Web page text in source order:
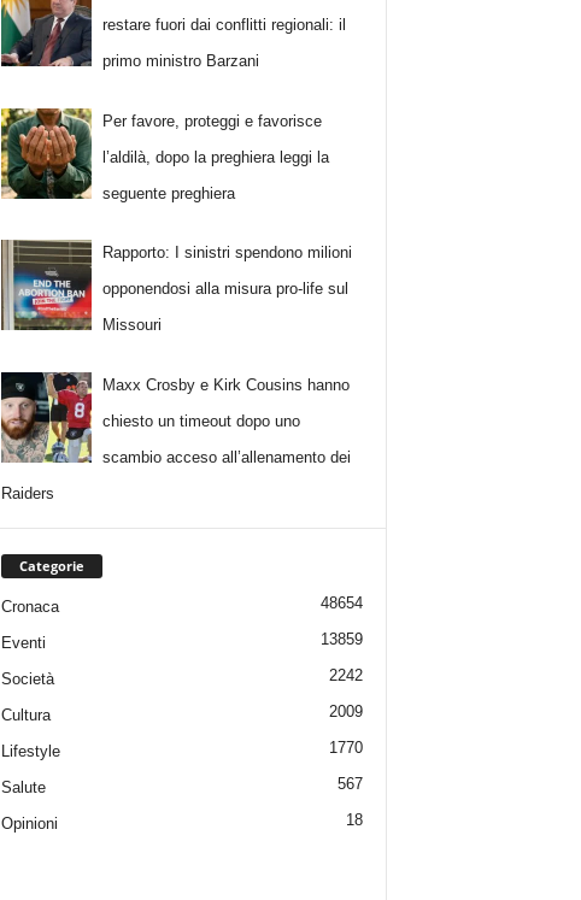
restare fuori dai conflitti regionali: il
primo ministro Barzani
Per favore, proteggi e favorisce
l’aldilà, dopo la preghiera leggi la
seguente preghiera
Rapporto: I sinistri spendono milioni
opponendosi alla misura pro-life sul
Missouri
Maxx Crosby e Kirk Cousins hanno
chiesto un timeout dopo uno
scambio acceso all’allenamento dei
Raiders
Categorie
Cronaca 48654
Eventi 13859
Società 2242
Cultura 2009
Lifestyle 1770
Salute 567
Opinioni 18